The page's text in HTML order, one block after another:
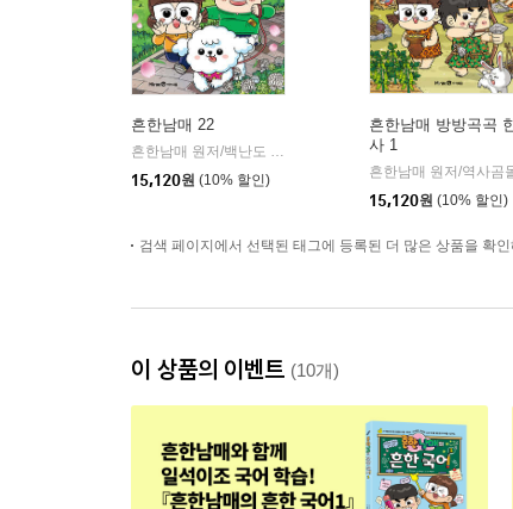
흔한남매 22
흔한남매 원저/백난도 글/유난희 그림/흔한컴퍼니 감수
15,120원 (10% 할인)
흔한남매 방방곡곡
사 1
15,120원 (10% 할인)
검색 페이지에서 선택된 태그에 등록된 더 많은 상품을 확
이 상품의 이벤트 (10개)